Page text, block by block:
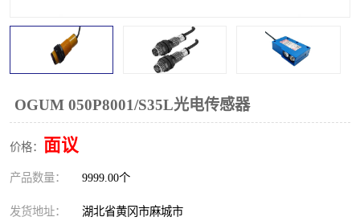
OGUM 050P8001/S35L光电传感器
价格： 面议
产品数量： 9999.00个
发货地址： 湖北省黄冈市麻城市
溜槽堵塞检测开关
限位开关 速度检测器
速度传感器
微电脑超速开关